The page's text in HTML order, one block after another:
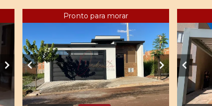
Pronto para morar